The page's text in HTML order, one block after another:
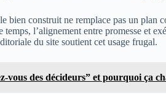
bien construit ne remplace pas un plan
temps, l’alignement entre promesse et
du site soutient cet usage frugal.
vous des décideurs” et pourquoi ça